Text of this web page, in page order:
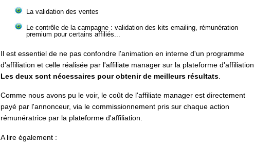
La validation des ventes
Le contrôle de la campagne : validation des kits emailing, rémunération
premium pour certains affiliés...
Il est essentiel de ne pas confondre l'animation en interne d'un programme
d'affiliation et celle réalisée par l'affiliate manager sur la plateforme d'affiliation.
Les deux sont nécessaires pour obtenir de meilleurs résultats
Comme nous avons pu le voir, le coût de l'affiliate manager est directement
payé par l'annonceur, via le commissionnement pris sur chaque action
rémunératrice par la plateforme d'affiliation.
A lire également :